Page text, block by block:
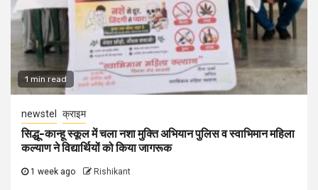
1 min read
newstel क्राइम
सिद्धू-कान्हू स्कूल में चला नशा मुक्ति अभियान पुलिस व स्वाभिमान महिला
कल्याण ने विद्यार्थियों को किया जागरूक
1 week ago Rishikant